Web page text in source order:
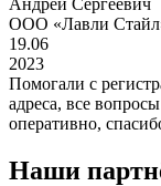
ООО «Лавли
19.06
2023
Помогали с
адреса, все
оперативно,
Наши